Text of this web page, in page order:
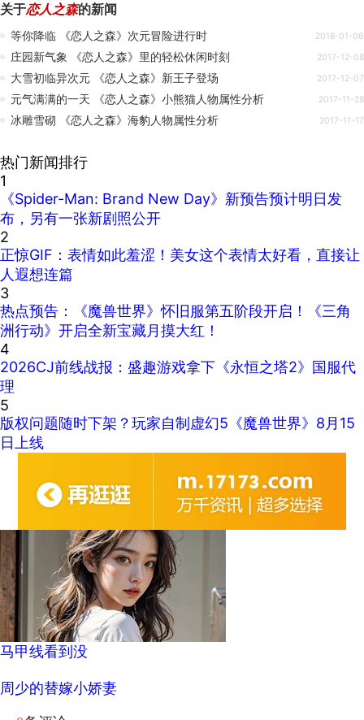
关于恋人之森的新闻
等你降临 《恋人之森》次元冒险进行时 2018-01-06
庄园新气象 《恋人之森》里的轻松休闲时刻 2017-12-08
大雪初临异次元 《恋人之森》新王子登场 2017-12-07
元气满满的一天 《恋人之森》小熊猫人物属性分析 2017-11-28
冰雕雪砌 《恋人之森》海豹人物属性分析 2017-11-17
热门新闻排行
1
《Spider-Man: Brand New Day》新预告预计明日发
布，另有一张新剧照公开
2
正惊GIF：表情如此羞涩！美女这个表情太好看，直接让
人遐想连篇
3
热点预告：《魔兽世界》怀旧服第五阶段开启！《三角
洲行动》开启全新宝藏月摸大红！
4
2026CJ前线战报：盛趣游戏拿下《永恒之塔2》国服代
理
5
版权问题随时下架？玩家自制虚幻5《魔兽世界》8月15
日上线
马甲线看到没
周少的替嫁小娇妻